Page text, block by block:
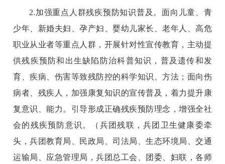
2.加强重点人群残疾预防知识普及。面向儿童、青
少年、新婚夫妇、孕产妇、婴幼儿家长、老年人、高危
职业从业者等重点人群，开展针对性宣传教育，主动提
供残疾预防和出生缺陷防治科普知识，普及遗传和发
育、疾病、伤害等致残防控的科学知识、方法；面向伤
病者、残疾人，加强康复知识的宣传普及，着力提升康
复意识、能力。引导形成正确残疾预防理念，增强全社
会的残疾预防意识。（兵团残联，兵团卫生健康委牵
头，兵团教育局、民政局、司法局、生态环境局、交通
运输局、应急管理局，兵团总工会、团委、妇联，各师